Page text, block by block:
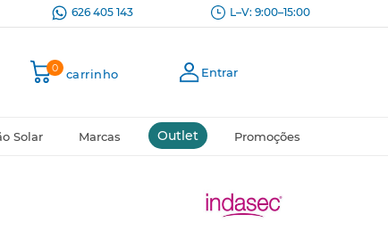
626 405 143 L–V: 9:00–15:00
0 carrinho Entrar
Solar Marcas Outlet Promoções